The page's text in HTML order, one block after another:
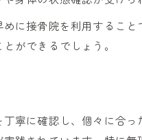
に接骨院を利用するこ
ができるでしょう。
寧に確認し、個々に合